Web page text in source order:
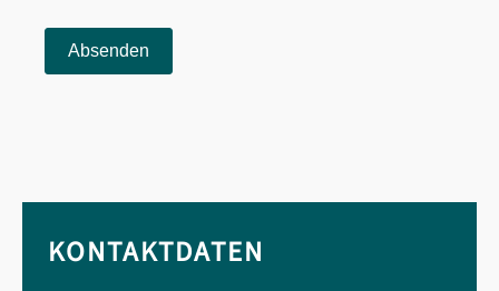
Absenden
KONTAKTDATEN